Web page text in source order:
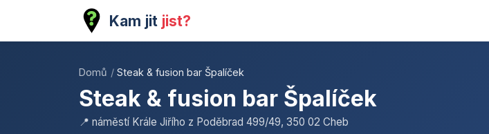
Kam jit jist?
Domů / Steak & fusion bar Špalíček
Steak & fusion bar Špalíček
📍 náměstí Krále Jiřího z Poděbrad 499/49, 350 02 Cheb